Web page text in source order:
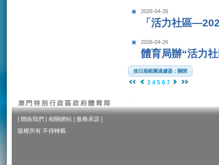
2026-04-26
「活力社區
2026-04-26
體育局辦“活力
按日期範圍過濾器：關閉
3 4 5 6 7
聯絡我們 相關網站 服務承諾
版權所有 不得轉載